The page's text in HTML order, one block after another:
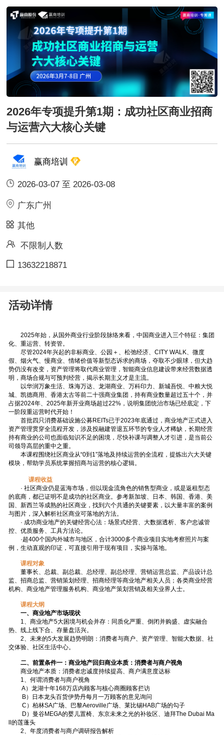
2026年专项提升第1期：成功社区商业招商
与运营六大核心关键
赢商培训
2026-03-07 至 2026-03-08
广东广州
其他
不限制人数
13632218871
活动详情
2025年始，从国外商业行业阶段脉络来看，中国商业进入三个特征：集团
化、重运营、转资管。
尽管2024年兴起的非标商业、公园＋、松弛经济、CITY WALK、微度
假、烟火气、慢商业、情绪价值等新型态诉求的商场，夺取不少眼球，但大趋
势仍没有改变，资产管理将取代商业管理，智能商业信息建设带来经营数据透
明，商场合规与可预判经营，揭示长期主义才是主流。
以华润万象生活、珠海万达、龙湖商业、万科印力、新城吾悦、中粮大悦
城、凯德商用、香港太古等前二十强商业集团，持有商业数量超过五十个，并
占据2024年、2025年新开业商场超过22%，说明集团统治市场已经底定，下
一阶段重运营时代开始！
首批四只消费基础设施公募REITs已于2023年底通过，商业地产正式进入
资产管理贯穿全流程开发，涉及投融建管退五环节的专业人才稀缺，长期经营
持有商业的公司也面临知识不足的困境，尽快补课与调整人才引进，是当前公
司领导高层的重中之重。
本课程围绕社区商业从“0到1”落地及持续运营的全流程，提炼出六大关键
模块，帮助学员系统掌握招商与运营的核心逻辑。
课程收益
· 社区商业仍是蓝海市场，但以现金流角色的销售型商业，或是返租型态
的底商，都已证明不是成功的社区商业。参考新加坡、日本、韩国、香港、美
国、新西兰等成熟的社区商业，找到六个共通的关键要素，以大量丰富的案例
与图片，深入解析社区商业可落地的方法。
· 成功商业地产的关键经营心法：场景式经营、大数据透析、客户忠诚管
控、优质服务、工具方法论。
·超400个国内外城市与地区，合计3000多个商业项目实地考察照片与案
例，生动直观的印证，可直接引用于现有项目，实操与落地。
课程对象
董事长、总裁、副总裁、总经理、副总经理、营销运营总监、产品设计总
监、招商总监、营销策划经理、招商经理等商业地产相关人员；各类商业经营
机构、商业地产管理服务机构、商业地产策划营销及相关业界人士。
课程大纲
一、商业地产市场现状
1、商业地产5大困境与机会并存：同质化严重、倒闭并购盛、虚实融合
热、线上线下合、存量盘活兴。
2、未来的5大发展趋势明朗：消费者与商户、资产管理、智能大数据、社
交体验、社区生活中心。
二、前置条件一：商业地产回归商业本质：消费者与商户视角
商业地产本质：消费者忠诚度持续提高、商户满意度达标
1、何谓消费者与商户视角
A）龙湖十年168万店内顾客与核心商圈顾客拦访
B）日本龙头百货伊势丹每月一万顾客的意见询问
C）柏林SA广场、巴黎Aeroville广场、莱比锡HAB广场的勾子
D）曼谷MEGA的婴儿置椅、东京未来之光的补妆区、迪拜The Dubai Ma
ll的莲蓬头
2、年度消费者与商户调研报告解析